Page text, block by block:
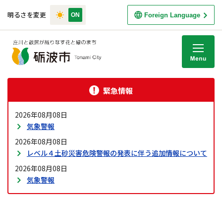
明るさを変更 Foreign Language
緊急情報
2026年08月08日
気象警報
2026年08月08日
レベル４土砂災害危険警報の発表に伴う追加情報について
2026年08月08日
気象警報